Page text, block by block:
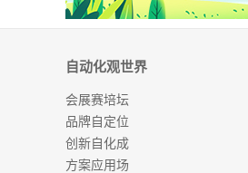
自动化观世界
会展赛培坛
品牌自定位
创新自化成
方案应用场